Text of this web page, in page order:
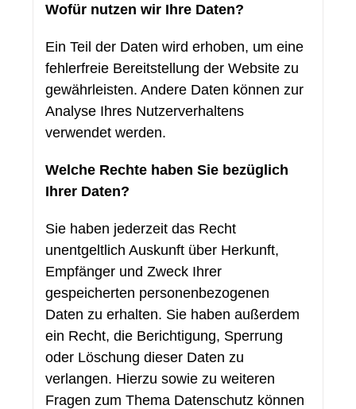
Wofür nutzen wir Ihre Daten?
Ein Teil der Daten wird erhoben, um eine
fehlerfreie Bereitstellung der Website zu
gewährleisten. Andere Daten können zur
Analyse Ihres Nutzerverhaltens
verwendet werden.
Welche Rechte haben Sie bezüglich
Ihrer Daten?
Sie haben jederzeit das Recht
unentgeltlich Auskunft über Herkunft,
Empfänger und Zweck Ihrer
gespeicherten personenbezogenen
Daten zu erhalten. Sie haben außerdem
ein Recht, die Berichtigung, Sperrung
oder Löschung dieser Daten zu
verlangen. Hierzu sowie zu weiteren
Fragen zum Thema Datenschutz können